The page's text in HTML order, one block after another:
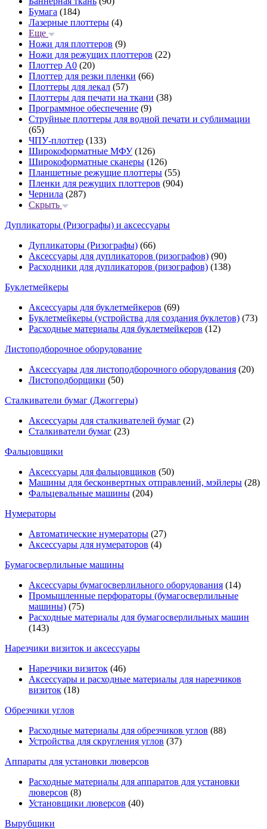
Бумага (184)
Лазерные плоттеры (4)
Еще
Ножи для плоттеров (9)
Ножи для режущих плоттеров (22)
Плоттер А0 (20)
Плоттер для резки пленки (66)
Плоттеры для лекал (57)
Плоттеры для печати на ткани (38)
Программное обеспечение (9)
Струйные плоттеры для водной печати и сублимации
(65)
ЧПУ-плоттер (133)
Широкоформатные МФУ(126)
Широкоформатные сканеры (126)
Планшетные режущие плоттеры (55)
Пленки для режущих плоттеров (904)
Чернила (287)
Скрыть
Дупликаторы (Ризографы) и аксессуары
Дупликаторы (Ризографы) (66)
Аксессуары для дупликаторов (ризографов) (90)
Расходники для дупликаторов (ризографов) (138)
Буклетмейкеры
Аксессуары для буклетмейкеров (69)
Буклетмейкеры (устройства для создания буклетов) (73)
Расходные материалы для буклетмейкеров (12)
Листоподборочное оборудование
Аксессуары для листоподборочного оборудования (20)
Листоподборщики (50)
Сталкиватели бумаг (Джоггеры)
Аксессуары для сталкивателей бумаг (2)
Сталкиватели бумаг (23)
Фальцовщики
Аксессуары для фальцовщиков (50)
Машины для бесконвертных отправлений, мэйлеры (28)
Фальцевальные машины (204)
Нумераторы
Автоматические нумераторы (27)
Аксессуары для нумераторов (4)
Бумагосверлильные машины
Аксессуары бумагосверлильного оборудования (14)
Промышленные перфораторы (бумагосверлильные
машины) (75)
Расходные материалы для бумагосверлильных машин
(143)
Нарезчики визиток и аксессуары
Нарезчики визиток (46)
Аксессуары и расходные материалы для нарезчиков
визиток (18)
Обрезчики углов
Расходные материалы для обрезчиков углов (88)
Устройства для скругления углов (37)
Аппараты для установки люверсов
Расходные материалы для аппаратов для установки
люверсов (8)
Установщики люверсов (40)
Вырубщики